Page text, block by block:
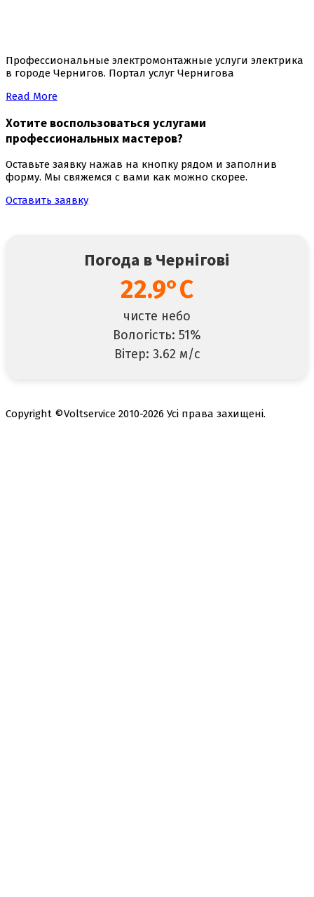
Профессиональные электромонтажные услуги электрика
в городе Чернигов. Портал услуг Чернигова
Read More
Хотите воспользоваться услугами
профессиональных мастеров?
Оставьте заявку нажав на кнопку рядом и заполнив
форму. Мы свяжемся с вами как можно скорее.
Оставить заявку
Погода в Чернігові
22.9°C
чисте небо
Вологість: 51%
Вітер: 3.62 м/с
Copyright ©Voltservice 2010-2026 Усі права захищені.